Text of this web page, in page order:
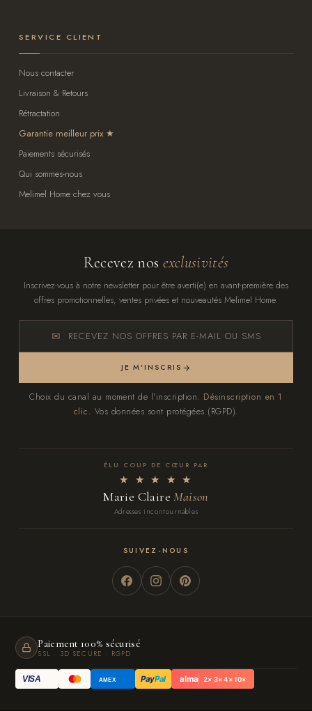
SERVICE CLIENT
Nous contacter
Livraison & Retours
Rétractation
Garantie meilleur prix
Paiements sécurisés
Qui sommes-nous
Melimel Home chez vous
Recevez nos exclusivités
Inscrivez-vous à notre newsletter pour être averti(e) en avant-première des
offres promotionnelles, ventes privées et nouveautés Melimel Home.
RECEVEZ NOS OFFRES PAR E-MAIL OU SMS
JE M'INSCRIS
Choix du canal au moment de l'inscription. Désinscription en 1
clic. Vos données sont protégées (RGPD).
ÉLU COUP DE CŒUR PAR
★ ★ ★ ★ ★
Marie ClaireMaison
Adresses incontournables
SUIVEZ-NOUS
Paiement 100% sécurisé
SSL · 3D SECURE · RGPD
VISA AMEX PayPal alma 2× 3× 4× 10×